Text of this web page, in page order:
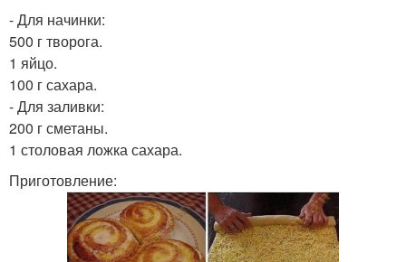
- Для начинки:
500 г творога.
1 яйцо.
100 г сахара.
- Для заливки:
200 г сметаны.
1 столовая ложка сахара.
Приготовление: